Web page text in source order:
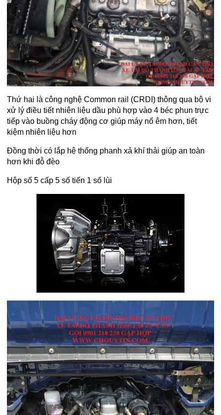
Thứ hai là công nghệ Common rail (CRDI) thông qua bộ vi
xử lý điều tiết nhiên liệu dầu phù hợp vào 4 béc phun trực
tiếp vào buồng cháy động cơ giúp máy nổ êm hơn, tiết
kiệm nhiên liệu hơn
Đồng thời có lắp hệ thống phanh xả khí thải giúp an toàn
hơn khi đỗ đèo
Hộp số 5 cấp 5 số tiến 1 số lùi